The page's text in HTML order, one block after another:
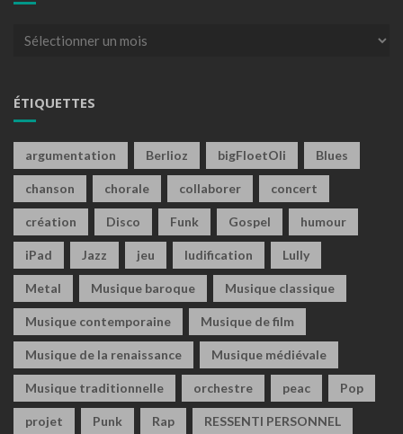
Archives
ÉTIQUETTES
argumentation Berlioz bigFloetOli Blues
chanson chorale collaborer concert
création Disco Funk Gospel humour
iPad Jazz jeu ludification Lully
Metal Musique baroque Musique classique
Musique contemporaine Musique de film
Musique de la renaissance Musique médiévale
Musique traditionnelle orchestre peac Pop
projet Punk Rap RESSENTI PERSONNEL